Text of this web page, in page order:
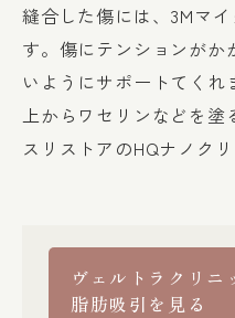
縫合した傷には、3Mマ
す。傷にテンションがか
いようにサポートてく
上からワセリンなどを塗
スリストアのHQナノク
ヴェルトラクリニ
脂肪吸引を見る